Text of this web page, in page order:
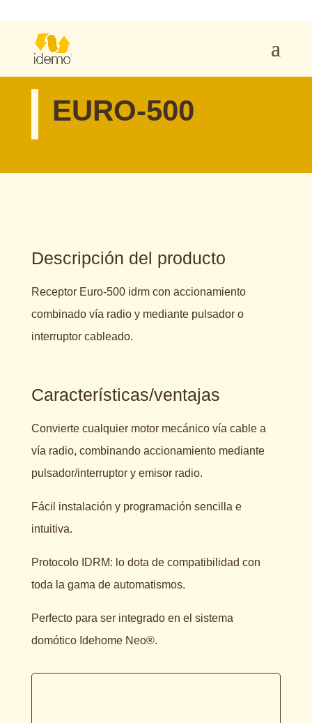
EURO-500
Descripción del producto
Receptor Euro-500 idrm con accionamiento
combinado vía radio y mediante pulsador o
interruptor cableado.
Características/ventajas
Convierte cualquier motor mecánico vía cable a
vía radio, combinando accionamiento mediante
pulsador/interruptor y emisor radio.
Fácil instalación y programación sencilla e
intuitiva.
Protocolo IDRM: lo dota de compatibilidad con
toda la gama de automatismos.
Perfecto para ser integrado en el sistema
domótico Idehome Neo®.